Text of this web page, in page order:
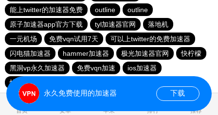
能上twitter的加速器免费
outline
outline
原子加速器app官方下载
tyl加速器官网
落地机
一元机场
免费vqn试用7天
可以上twitter的免费加速器
闪电猫加速器
hammer加速器 极光加速器官网
快柠檬
黑洞vp永久加速器
免费vqn加速
ios加速器
快连加速器app
首页 安卓 苹果 排行 推荐
永久免费使用的加速器 下载
0.016202s